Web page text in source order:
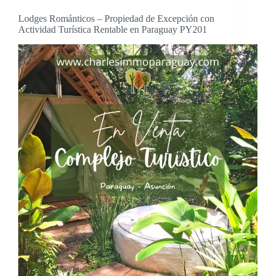
–
La
Colmena,
Paraguay
PY125
Lodges Románticos – Propiedad de Excepción con
Actividad Turística Rentable en Paraguay PY201